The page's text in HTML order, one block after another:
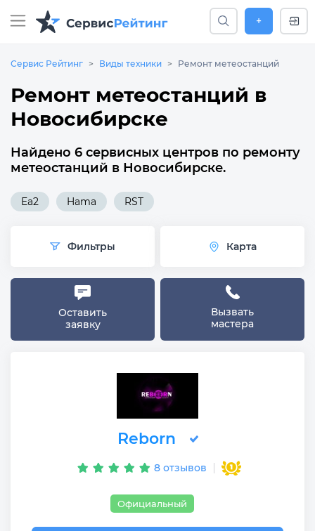
+
Сервис Рейтинг Виды техники Ремонт метеостанций
Ремонт метеостанций в
Новосибирске
Найдено 6 сервисных центров по ремонту
метеостанций в Новосибирске.
Ea2 Hama RST
Фильтры Карта
Оставить
заявку
Вызвать
мастера
Reborn
8 отзывов
Официальный